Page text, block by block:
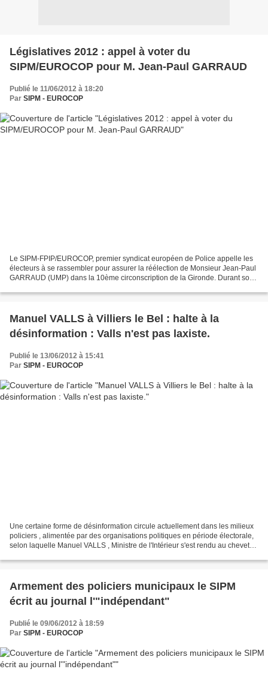
Législatives 2012 : appel à voter du
SIPM/EUROCOP pour M. Jean-Paul GARRAUD
Publié le 11/06/2012 à 18:20
Par SIPM - EUROCOP
Le SIPM-FPIP/EUROCOP, premier syndicat européen de Police appelle les
électeurs à se rassembler pour assurer la réélection de Monsieur Jean-Paul
GARRAUD (UMP) dans la 10ème circonscription de la Gironde. Durant son
Manuel VALLS à Villiers le Bel : halte à la
désinformation : Valls n'est pas laxiste.
Publié le 13/06/2012 à 15:41
Par SIPM - EUROCOP
Une certaine forme de désinformation circule actuellement dans les milieux
policiers , alimentée par des organisations politiques en période électorale,
selon laquelle Manuel VALLS , Ministre de l'Intérieur s'est rendu au chevet
Armement des policiers municipaux le SIPM
écrit au journal l'"indépendant"
Publié le 09/06/2012 à 18:59
Par SIPM - EUROCOP